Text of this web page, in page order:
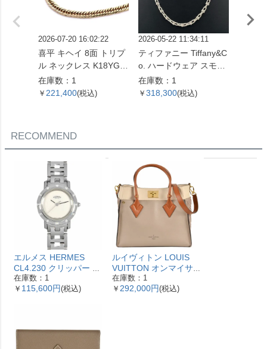
2026-07-20 16:02:22
喜平 キヘイ 8面 トリプ
ル ネックレス K18YG 1
0.4g【中古】
在庫数：1
￥ 221,400(税込)
2026-05-22 11:34:11
ティファニー Tiffany&C
o. ハードウェア スモー
ルリンク ネックレス 60
153093 SV925 42.4g シ
在庫数：1
￥ 318,300(税込)
RECOMMEND
エルメス HERMES
CL4.230 クリッパー ナ
クレ 腕時計 シェル文字
盤 ベゼル12Pダイヤ レ
在庫数：1
￥ 115,600円(税込)
ルイヴィトン LOUIS
VUITTON オンマイサ
イドMM ハンドバッグ
2WAY レザー M53825
在庫数：1
￥ 292,000円(税込)